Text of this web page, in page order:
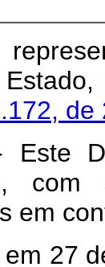
Este
em
27